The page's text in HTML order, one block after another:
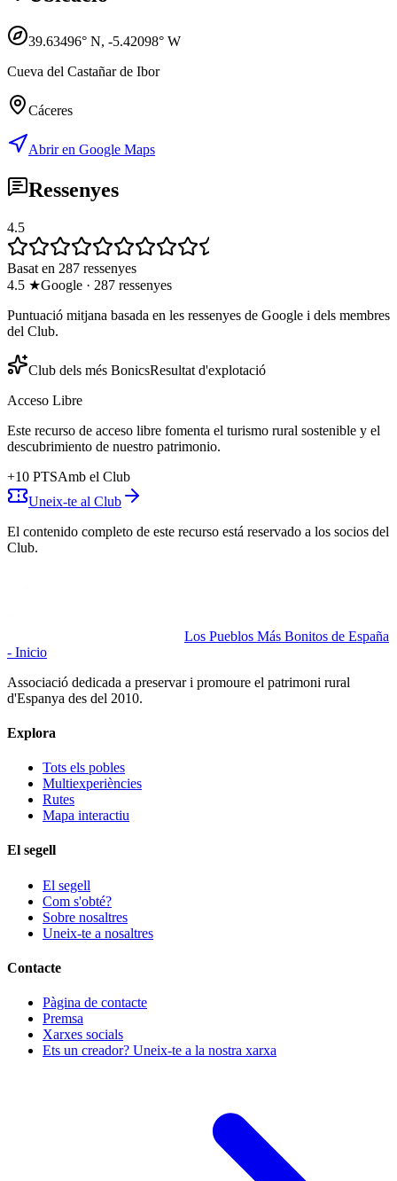
39.63496° N, -5.42098° W
Cueva del Castañar de Ibor
Cáceres
Abrir en Google Maps
Ressenyes
4.5
Basat en 287 ressenyes
4.5 ★Google · 287 ressenyes
Puntuació mitjana basada en les ressenyes de Google i dels membres
del Club.
Club dels més BonicsResultat d'explotació
Acceso Libre
Este recurso de acceso libre fomenta el turismo rural sostenible y el
descubrimiento de nuestro patrimonio.
+10 PTSAmb el Club
Uneix-te al Club
El contenido completo de este recurso está reservado a los socios del
Club.
Los Pueblos Más Bonitos de España
- Inicio
Associació dedicada a preservar i promoure el patrimoni rural
d'Espanya des del 2010.
Explora
Tots els pobles
Multiexperiències
Rutes
Mapa interactiu
El segell
El segell
Com s'obté?
Sobre nosaltres
Uneix-te a nosaltres
Contacte
Pàgina de contacte
Premsa
Xarxes socials
Ets un creador? Uneix-te a la nostra xarxa